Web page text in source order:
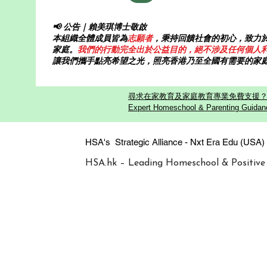
📢 公告｜賴美琪博士敬啟
本組織全體成員皆為志願者，秉持回饋社會的初心，致力
家庭。 我們的行動完全出於公益目的，絕不涉及任何個人
讓我們攜手點亮希望之光，照亮香港乃至全國有需要的家
尋求在家教育及家庭教育專業免費支援
Expert Homeschool & Parenting
HSA's Strategic Alliance - Nxt Era Edu
HSA.hk – Leading Homeschool &